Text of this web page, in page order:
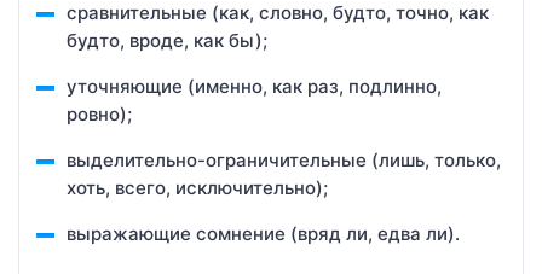
сравнительные (как, словно, будто, точно, как
будто, вроде, как бы);
уточняющие (именно, как раз, подлинно,
ровно);
выделительно-ограничительные (лишь, только,
хоть, всего, исключительно);
выражающие сомнение (вряд ли, едва ли).